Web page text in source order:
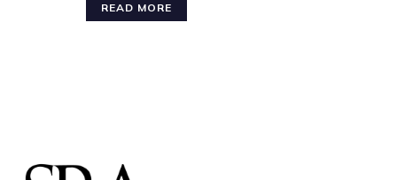
READ MORE